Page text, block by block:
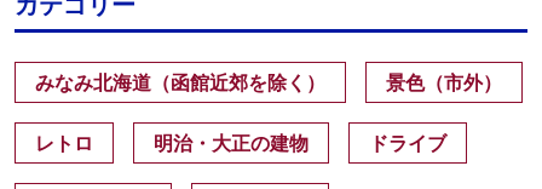
みなみ北海道（函館近郊を除く） 景色（市外）
レトロ 明治・大正の建物 ドライブ